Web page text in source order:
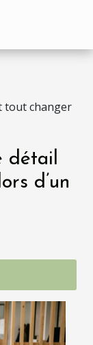
tout changer
détail
d’un